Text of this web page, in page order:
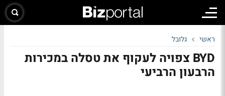
ראשי גלובל
BYD צפויה לעקוף את טסלה במכירות
הרבעון הרביעי